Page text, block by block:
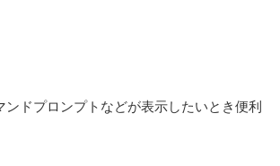
ンドプロンプトなどが表示したいとき便利